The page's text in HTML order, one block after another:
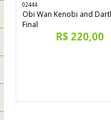
02444
Obi Wan Kenobi and
Final
R$ 220,00